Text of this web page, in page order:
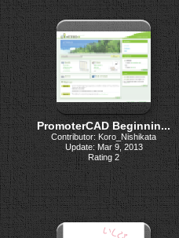
PromoterCAD Beginnin...
Contributor: Koro_Nishikata
Update: Mar 9, 2013
Rating 2